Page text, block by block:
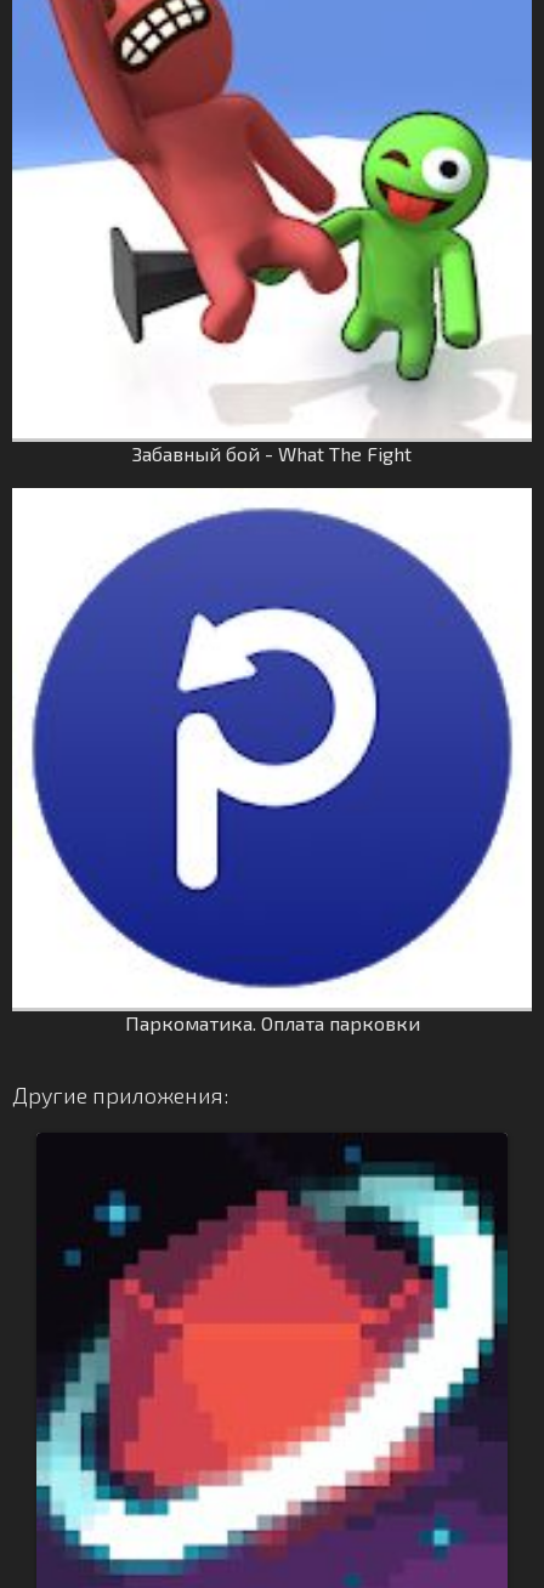
Забавный бой - What The Fight
Паркоматика. Оплата парковки
Другие приложения: